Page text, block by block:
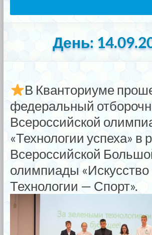
День:
В Кванториуме
федеральный
Всероссийской
«Технологии успеха» в
Всероссийской
олимпиады
Технологии — Спорт».